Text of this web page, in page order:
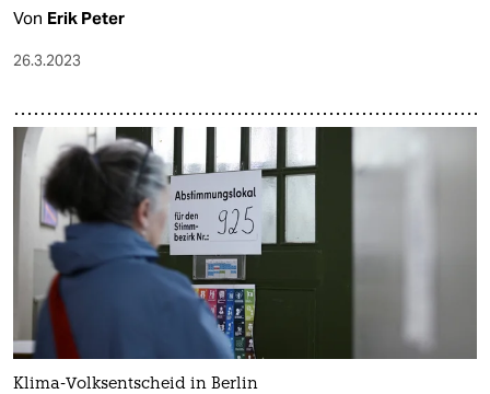
Von Erik Peter
26.3.2023
Klima-Volksentscheid in Berlin